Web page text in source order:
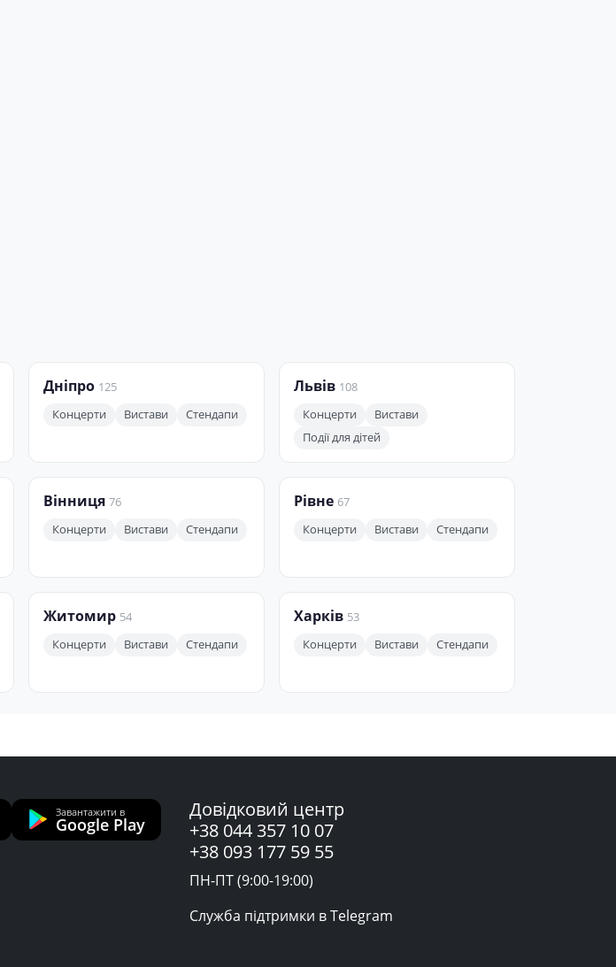
Дніпро 125
Концерти
Вистави Стендапи
Львів 108
Концерти
Вистави
Події для дітей
Вінниця 76
Концерти
Вистави Стендапи
Рівне 67
Концерти
Вистави Стендапи
Житомир 54
Концерти
Вистави Стендапи
Харків 53
Концерти
Вистави Стендапи
Завантажити в
Google Play
Довідковий центр
+38 044 357 10 07
+38 093 177 59 55
ПН-ПТ (9:00-19:00)
Служба підтримки в Telegram